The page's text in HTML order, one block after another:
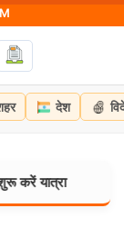
देश
उत्तरप्रदेश: